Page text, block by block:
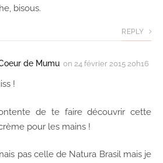
bisous.
REPLY
de Mumu on 24 février 2015 20h16
!
de te faire découvrir cette
pour les mains !
pas celle de Natura Brasil mais je